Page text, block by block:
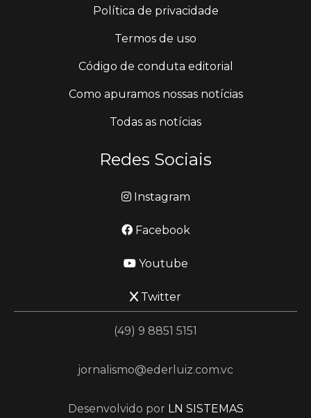
Política de privacidade
Termos de uso
Código de conduta editorial
Como apuramos nossas notícias
Todas as notícias
Redes Sociais
Instagram
Facebook
Youtube
Twitter
(49) 9 8851 5151
jornalismo@ederluiz.com.vc
Desenvolvido por LN SISTEMAS